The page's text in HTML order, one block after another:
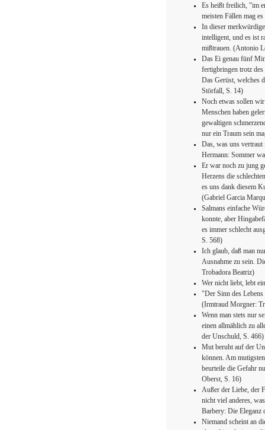
Es heißt freilich, "im
meisten Fällen mag
In dieser
intelligent, und es ist
mißtrauen. (Antonio
Das Ei genau fünf
fertigbringen trotz
Das Gerüst, welches
Störfall, S. 14)
Noch etwas sollen
Menschen haben
gewaltigen
nur ein Traum sein
Das, was uns
Hermann: Sommer
Er war noch zu jung
Herzens die
es uns dank diesem
(Gabriel Garcia
Salmans einfache
konnte, aber
es immer schlecht
S. 568)
Ich glaub, daß man
Ausnahme zu sein.
Trobadora Beatriz)
Wer nicht liebt, lebt
"Der Sinn des
(Irmtraud Morgner:
Wenn man stets nur
einen allmählich zu
der Unschuld, S. 466)
Mut beruht auf der
können. Am
beurteile die Gefahr
Oberst, S. 16)
Außer der Liebe, der
nicht viel anderes,
Barbery: Die Eleganz
Niemand scheint an